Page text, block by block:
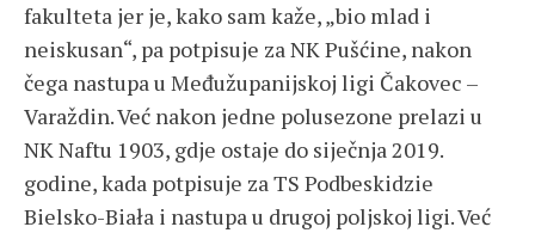
fakulteta jer je, kako sam kaže, „bio mlad i
neiskusan“, pa potpisuje za NK Pušćine, nakon
čega nastupa u Međužupanijskoj ligi Čakovec –
Varaždin. Već nakon jedne polusezone prelazi u
NK Naftu 1903, gdje ostaje do siječnja 2019.
godine, kada potpisuje za TS Podbeskidzie
Bielsko-Biała i nastupa u drugoj poljskoj ligi. Već